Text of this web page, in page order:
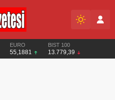
EURO
55,1881
BIST 100
13.779,39